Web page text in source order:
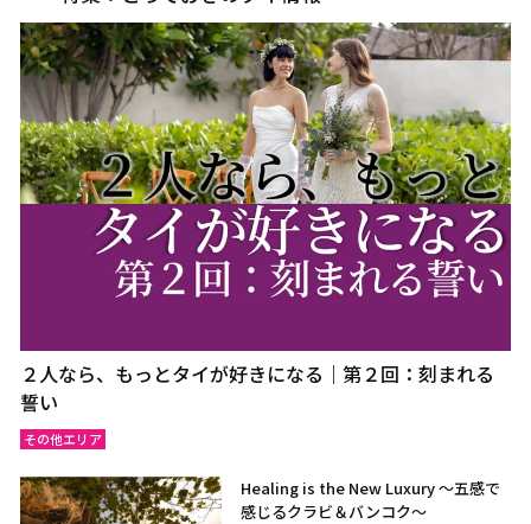
２人なら、もっとタイが好きになる｜第２回：刻まれる
誓い
その他エリア
Healing is the New Luxury ～五感で
感じるクラビ＆バンコク～